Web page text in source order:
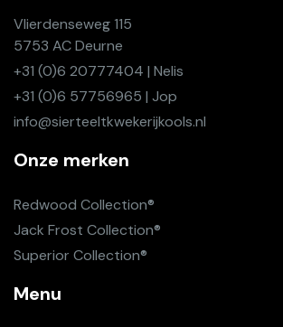
Vlierdenseweg 115
5753 AC Deurne
+31 (0)6 20777404 | Nelis
+31 (0)6 57756965 | Jop
info@sierteeltkwekerijkools.nl
Onze merken
Redwood Collection®
Jack Frost Collection®
Superior Collection®
Menu